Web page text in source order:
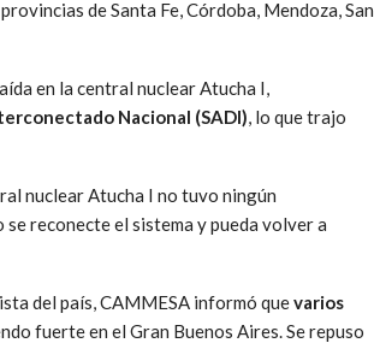
de Santa Fe, Córdoba, Mendoza, San
en la central nuclear Atucha I,
Nacional (SADI), lo que trajo
nuclear Atucha I no tuvo ningún
reconecte el sistema y pueda volver a
del país, CAMMESA informó quevarios
fuerte en el Gran Buenos Aires. Se repuso